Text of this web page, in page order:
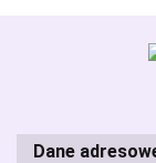
Alis
Dane